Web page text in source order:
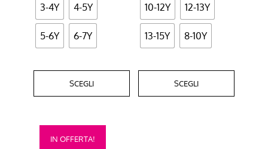
3-4Y 4-5Y
5-6Y 6-7Y
SCEGLI
10-12Y 12-13Y
13-15Y 8-10Y
SCEGLI
IN OFFERTA!
Questo
prodotto